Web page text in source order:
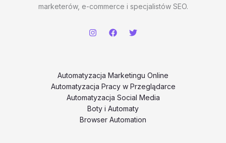
marketerów, e-commerce i specjalistów SEO.
Automatyzacja Marketingu Online
Automatyzacja Pracy w Przeglądarce
Automatyzacja Social Media
Boty i Automaty
Browser Automation